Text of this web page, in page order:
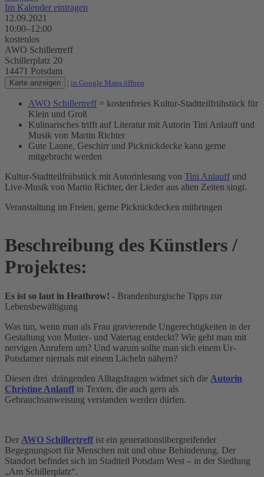
Im Kalender eintragen
12.09.2021
10:00–12:00
kostenlos
AWO Schillertreff
Schillerplatz 20
14471 Potsdam
Karte anzeigen | in Google Maps öffnen
AWO Schillertreff = kostenfreies Kultur-Stadtteilfrühstück für
Klein und Groß
Kulinarisches trifft auf Literatur mit Autorin Tini Anlauff und
Musik von Martin Richter
Gute Laune, Geschirr und Picknickdecke kann gerne
mitgebracht werden
Kultur-Stadtteilfrühstück mit Autorinlesung von Tini Anlauff und
Live-Musik von Martin Richter, der Lieder aus alten Zeiten singt.
Veranstaltung im Freien, gerne Picknickdecken mitbringen
Beschreibung des Künstlers /
Projektes:
Es ist so laut in Heathrow! - Brandenburgische Tipps zur
Lebensbewältigung
Was tun, wenn man als Frau gravierende Ungerechtigkeiten in der
Gestaltung von Mutter- und Vatertag entdeckt? Wie geht man mit
nervigen Anrufern um? Und warum sollte man sich einem Ur-
Potsdamer niemals mit einem Lächeln nähern?
Diesen drei drängenden Alltagsfragen widmet sich die Autorin
Christine Anlauffin Texten, die auch gern als
Gebrauchsanweisung verstanden werden dürfen.
Der AWO Schillertreff ist ein generationsübergreifender
Begegnungsort für Menschen mit und ohne Behinderung. Der
Standort befindet sich im Stadtteil Potsdam West – in der Siedlung
„Am Schillerplatz“.